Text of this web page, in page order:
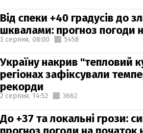
Від спеки +40 градусів до
шквалами: прогноз погоди
3 серпня, 08:00 5458
Україну накрив "тепловий
регіонах зафіксували
рекорди
2 серпня, 14:52 3662
До +37 та локальні грози: